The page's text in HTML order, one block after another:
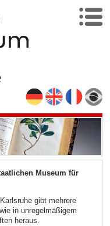
Museum für
gibt mehrere
in unregelmäßigem
heraus.